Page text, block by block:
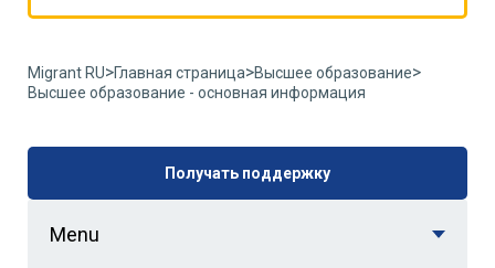
Migrant RU>Главная страница>Высшее образование>
Высшее образование - основная информация
Получать поддержку
Menu